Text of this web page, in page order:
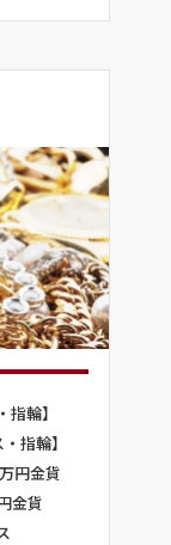
輪】
指輪】
円金貨
金貨